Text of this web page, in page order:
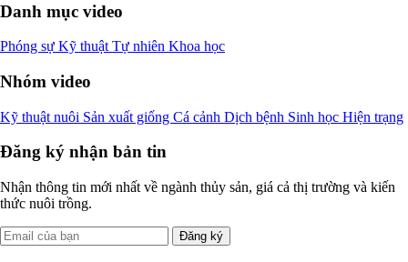
Danh mục video
Phóng sự Kỹ thuật Tự nhiên Khoa học
Nhóm video
Kỹ thuật nuôi Sản xuất giống Cá cảnh Dịch bệnh Sinh học Hiện trạng
Đăng ký nhận bản tin
Nhận thông tin mới nhất về ngành thủy sản, giá cả thị trường và kiến
thức nuôi trồng.
Đăng ký